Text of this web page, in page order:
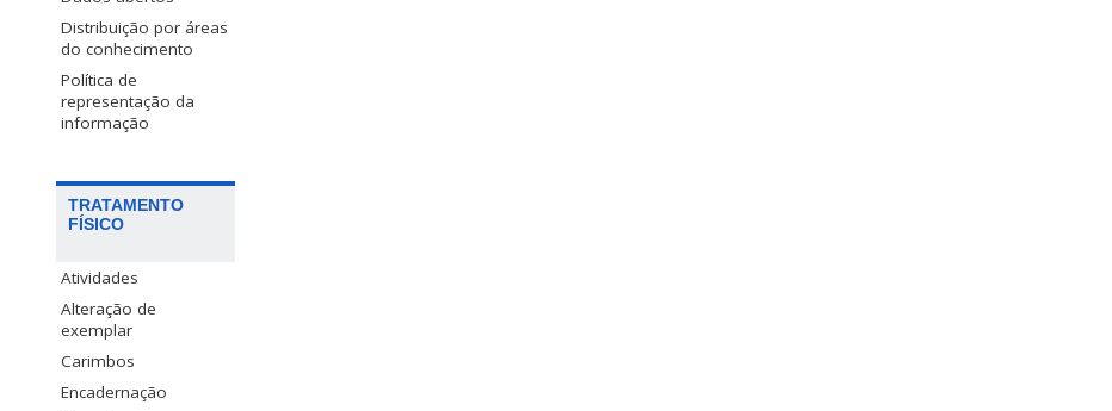
Distribuição por áreas
do conhecimento
Política de
representação da
informação
TRATAMENTO
FÍSICO
Atividades
Alteração de
exemplar
Carimbos
Encadernação